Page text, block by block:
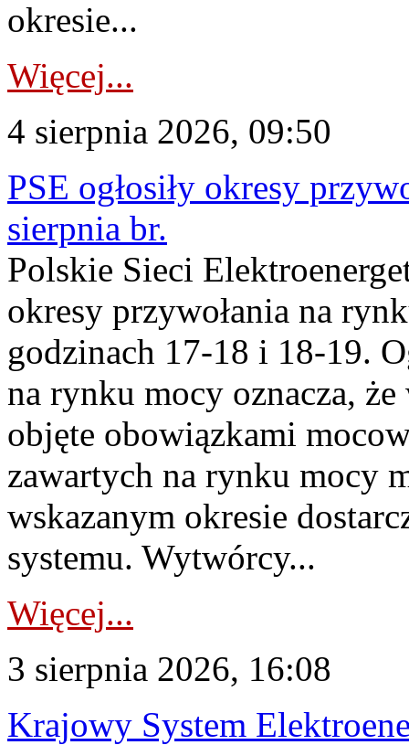
okresie...
Więcej...
4 sierpnia 2026, 09:50
PSE ogłosiły okresy
sierpnia br.
Polskie Sieci
okresy przywołania na
godzinach 17-18 i 18-19.
na rynku mocy oznacza,
objęte obowiązkami
zawartych na rynku mocy
wskazanym okresie
systemu. Wytwórcy...
Więcej...
3 sierpnia 2026, 16:08
Krajowy System